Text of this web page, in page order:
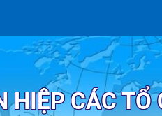
HIỆP CÁC